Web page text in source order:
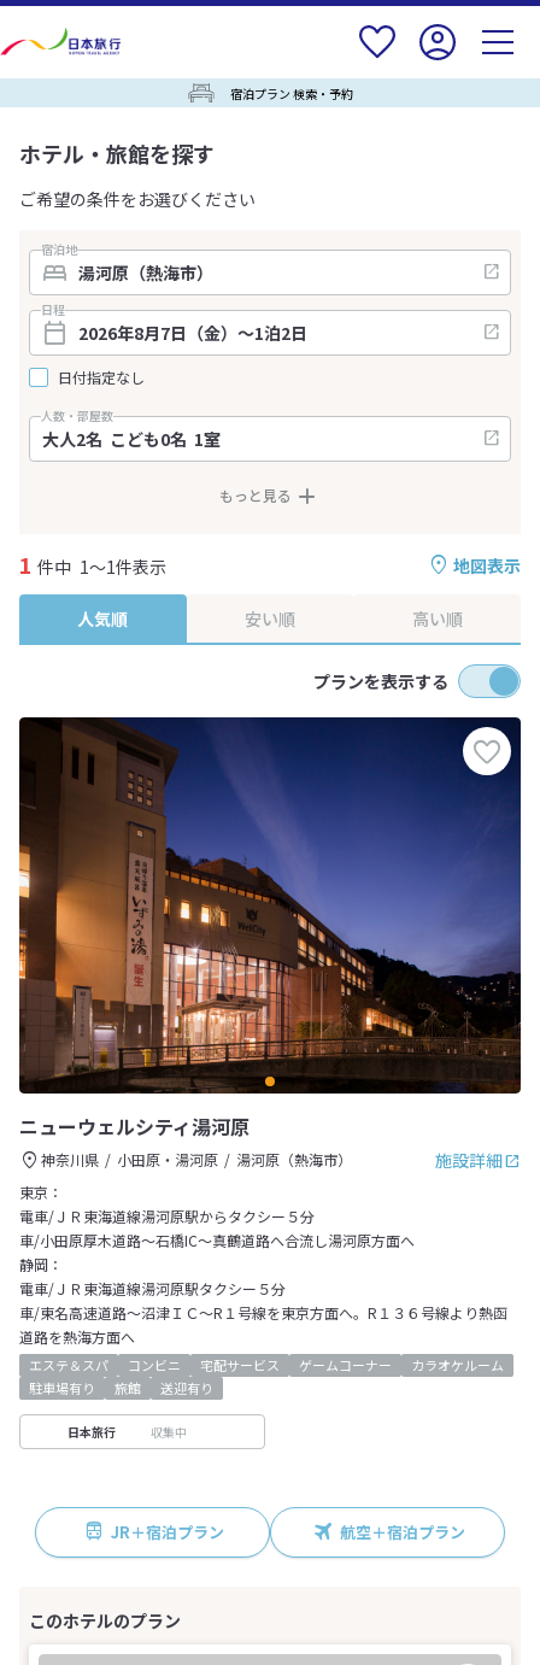
宿泊プラン 検索・予約
ホテル・旅館を探す
ご希望の条件をお選びください
宿泊地
日程
日付指定なし
人数・部屋数
もっと見る
地図表示
1 件中 1～1件表示
人気順 安い順 高い順
プランを表示する
ニューウェルシティ湯河原
施設詳細
神奈川県 小田原・湯河原
湯河原（熱海市）
東京：
電車/ＪＲ東海道線湯河原駅からタクシー５分
車/小田原厚木道路～石橋IC～真鶴道路へ合流し湯河原方面へ
静岡：
電車/ＪＲ東海道線湯河原駅タクシー５分
車/東名高速道路～沼津ＩＣ～R１号線を東京方面へ。R１３６号線より熱函
道路を熱海方面へ
エステ＆スパ コンビニ 宅配サービス ゲームコーナー
カラオケルーム
駐車場有り
旅館 送迎有り
日本旅行 収集中
JR＋宿泊プラン 航空＋宿泊プラン